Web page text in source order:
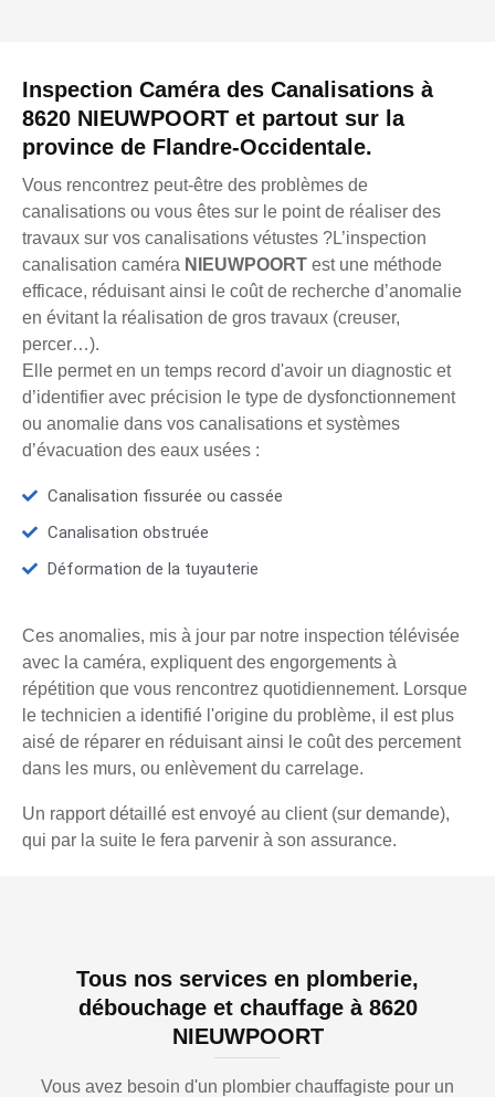
Inspection Caméra des Canalisations à
8620 NIEUWPOORT et partout sur la
province de Flandre-Occidentale.
Vous rencontrez peut-être des problèmes de
canalisations ou vous êtes sur le point de réaliser des
travaux sur vos canalisations vétustes ?L’inspection
canalisation caméra NIEUWPOORT est une méthode
efficace, réduisant ainsi le coût de recherche d’anomalie
en évitant la réalisation de gros travaux (creuser,
percer…).
Elle permet en un temps record d'avoir un diagnostic et
d’identifier avec précision le type de dysfonctionnement
ou anomalie dans vos canalisations et systèmes
d’évacuation des eaux usées :
Canalisation fissurée ou cassée
Canalisation obstruée
Déformation de la tuyauterie
Ces anomalies, mis à jour par notre inspection télévisée
avec la caméra, expliquent des engorgements à
répétition que vous rencontrez quotidiennement. Lorsque
le technicien a identifié l'origine du problème, il est plus
aisé de réparer en réduisant ainsi le coût des percement
dans les murs, ou enlèvement du carrelage.
Un rapport détaillé est envoyé au client (sur demande),
qui par la suite le fera parvenir à son assurance.
Tous nos services en plomberie,
débouchage et chauffage à 8620
NIEUWPOORT
Vous avez besoin d'un plombier chauffagiste pour un